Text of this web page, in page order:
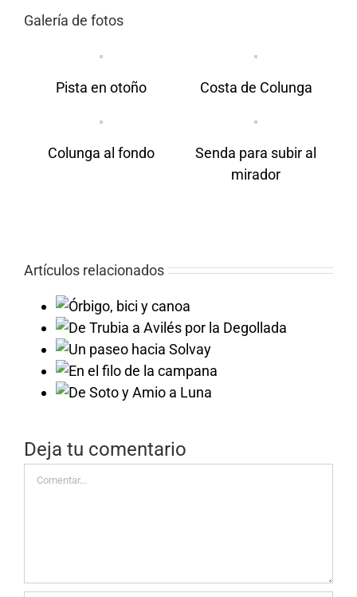
Galería de fotos
Pista en otoño Costa de Colunga
Colunga al fondo
Senda para subir al
mirador
Artículos relacionados
Deja tu comentario
Comentar